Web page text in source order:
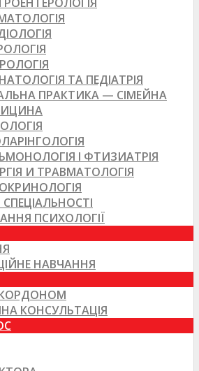
ТА ПЕДІАТРІЯ
ПРАКТИКА — СІМЕЙНА
І ФТИЗИАТРІЯ
И ТРАВМАТОЛОГІЯ
СПЕЦІАЛЬНОСТІ
ПСИХОЛОГІЇ
НАВЧАННЯ
КОНСУЛЬТАЦІЯ